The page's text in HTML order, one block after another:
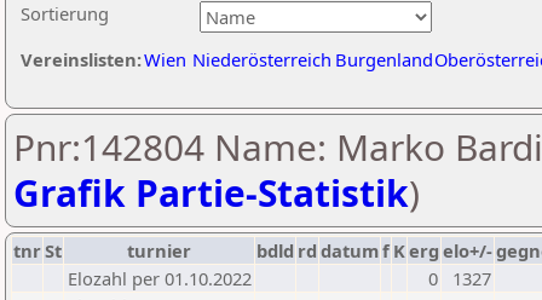
Sortierung
Vereinslisten:Wien Niederösterreich Burgenland
Pnr:142804 Name: Marko
Grafik Partie-Statistik)
tnrSt turnier bdld rd datumf Kerg elo+/-
Elozahl per 01.10.2022
0
1327